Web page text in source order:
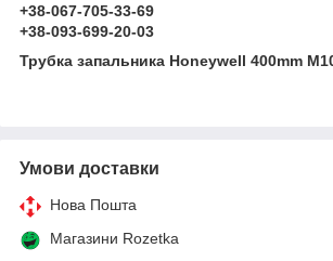
+38-067-705-33-69
+38-093-699-20-03
Трубка запальника Honeywell 400mm
Умови доставки
Нова Пошта
Магазини Rozetka